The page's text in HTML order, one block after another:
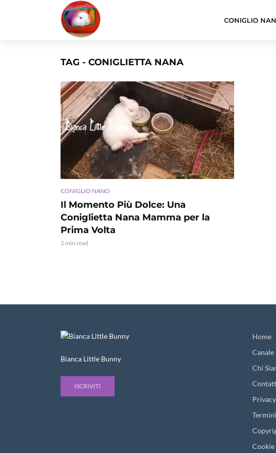
CONIGLIO
TAG - CONIGLIETTA NANA
CONIGLIO NANO
Il Momento Più Dolce: Una
Coniglietta Nana Mamma per la
Prima Volta
2 min read
Bianca Little Bunny
ISCRIVITI
Home
Canale
Chi